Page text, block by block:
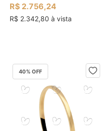
R$ 2.756,24
R$ 2.342,80 à vista
40% OFF